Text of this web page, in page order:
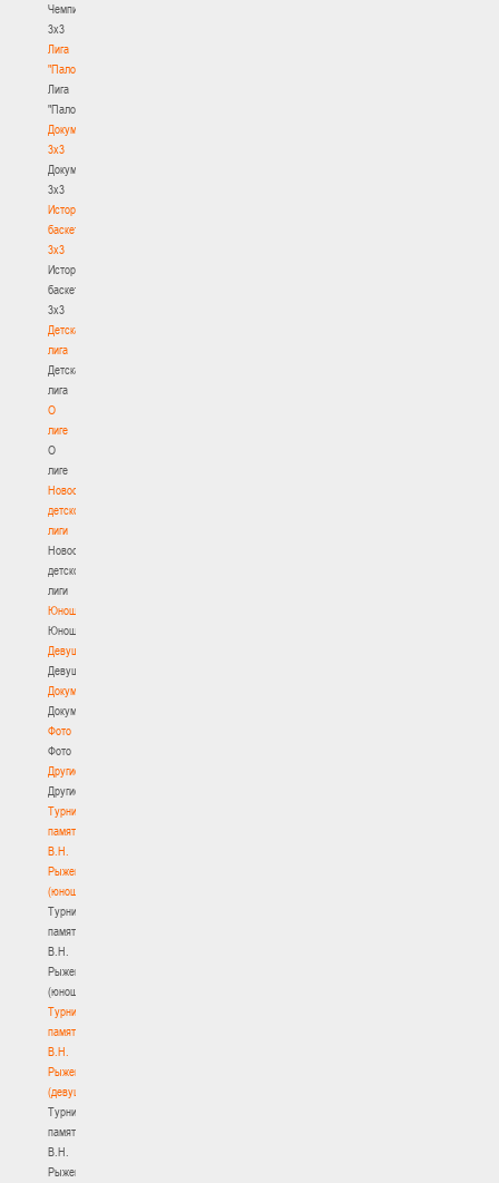
Чемпионат
3х3
Лига
"Палова"
Лига
"Палова"
Документы
3х3
Документы
3х3
История
баскетбола
3х3
История
баскетбола
3х3
Детская
лига
Детская
лига
О
лиге
О
лиге
Новости
детской
лиги
Новости
детской
лиги
Юноши
Юноши
Девушки
Девушки
Документы
Документы
Фото
Фото
Другие
Другие
Турнир
памяти
В.Н.
Рыженкова
(юноши)
Турнир
памяти
В.Н.
Рыженкова
(юноши)
Турнир
памяти
В.Н.
Рыженкова
(девушки)
Турнир
памяти
В.Н.
Рыженкова